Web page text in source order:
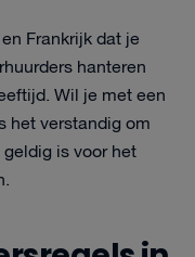
Frankrijk dat je
hanteren
Wil je met een
het verstandig om
is voor het